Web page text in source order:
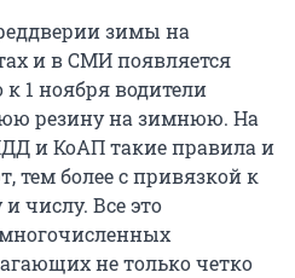
зимы на
и в СМИ появляется
1 ноября водители
резину на зимнюю. На
и КоАП такие правила и
тем более с привязкой к
числу. Все это
не только четко